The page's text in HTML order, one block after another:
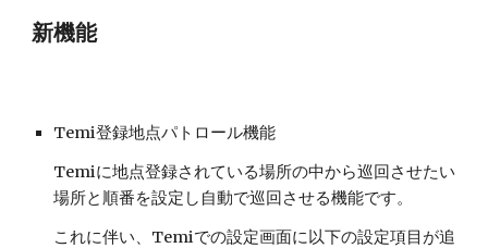
新機能
Temi登録地点パトロール機能
Temiに地点登録されている場所の中から巡回させたい
場所と順番を設定し自動で巡回させる機能です。
これに伴い、Temiでの設定画面に以下の設定項目が追